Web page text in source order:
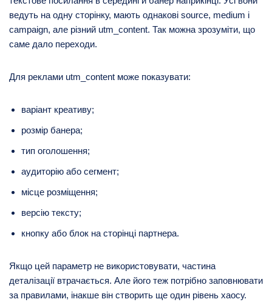
ведуть на одну сторінку, мають однакові source, medium і
campaign, але різний utm_content. Так можна зрозуміти, що
саме дало переходи.
Для реклами utm_content може показувати:
варіант креативу;
розмір банера;
тип оголошення;
аудиторію або сегмент;
місце розміщення;
версію тексту;
кнопку або блок на сторінці партнера.
Якщо цей параметр не використовувати, частина
деталізації втрачається. Але його теж потрібно заповнювати
за правилами, інакше він створить ще один рівень хаосу.